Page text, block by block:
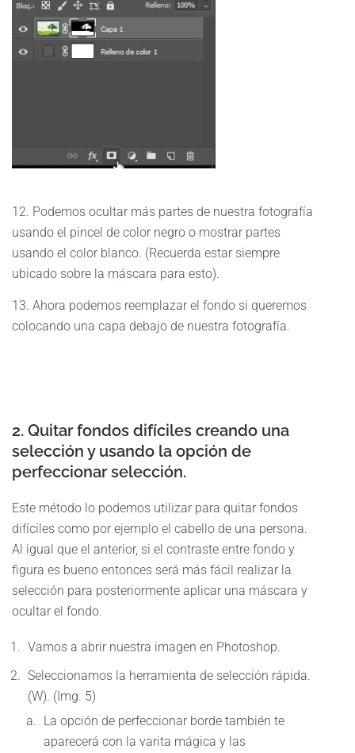
12. Podemos ocultar más partes de nuestra fotografía
usando el pincel de color negro o mostrar partes
usando el color blanco. (Recuerda estar siempre
ubicado sobre la máscara para esto).
13. Ahora podemos reemplazar el fondo si queremos
colocando una capa debajo de nuestra fotografía.
2. Quitar fondos difíciles creando una
selección y usando la opción de
perfeccionar selección.
Este método lo podemos utilizar para quitar fondos
difíciles como por ejemplo el cabello de una persona.
Al igual que el anterior, si el contraste entre fondo y
figura es bueno entonces será más fácil realizar la
selección para posteriormente aplicar una máscara y
ocultar el fondo.
Vamos a abrir nuestra imagen en Photoshop.
Seleccionamos la herramienta de selección rápida.
(W). (Img. 5)
La opción de perfeccionar borde también te
aparecerá con la varita mágica y las